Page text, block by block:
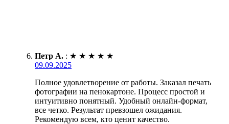
Петр А. : ★ ★ ★ ★ ★
09.09.2025
Полное удовлетворение от работы. Заказал печать
фотографии на пенокартоне. Процесс простой и
интуитивно понятный. Удобный онлайн-формат,
все четко. Результат превзошел ожидания.
Рекомендую всем, кто ценит качество.